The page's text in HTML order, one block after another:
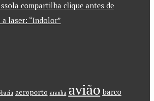
compartilha clique antes de
a laser: “Indolor”
aeroporto aranha avião barco